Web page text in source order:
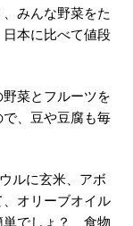
みんな野菜をた
本に比べて値段
菜とフルーツを
、豆や豆腐も毎
ルに玄米、アボ
オリーブオイル
単でしょ？ 食物